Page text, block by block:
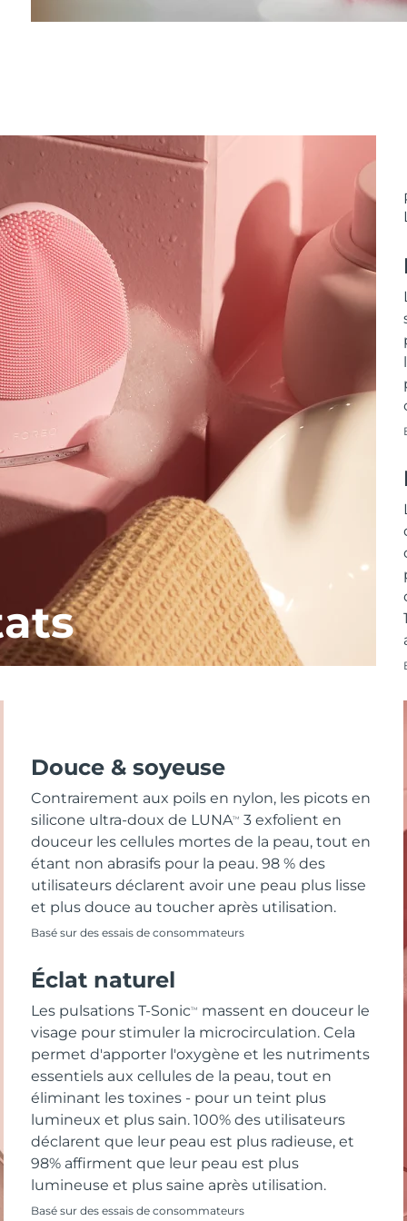
Douce & soyeuse
Contrairement aux poils en nylon, les picots en
silicone ultra-doux de LUNATM
3 exfolient en
douceur les cellules mortes de la peau, tout en
étant non abrasifs pour la peau. 98 % des
utilisateurs déclarent avoir une peau plus lisse
et plus douce au toucher après utilisation.
Basé sur des essais de consommateurs
Éclat naturel
Les pulsations T-SonicTM
massent en douceur le
visage pour stimuler la microcirculation. Cela
permet d'apporter l'oxygène et les nutriments
essentiels aux cellules de la peau, tout en
éliminant les toxines - pour un teint plus
lumineux et plus sain. 100% des utilisateurs
déclarent que leur peau est plus radieuse, et
98% affirment que leur peau est plus
lumineuse et plus saine après utilisation.
Basé sur des essais de consommateurs